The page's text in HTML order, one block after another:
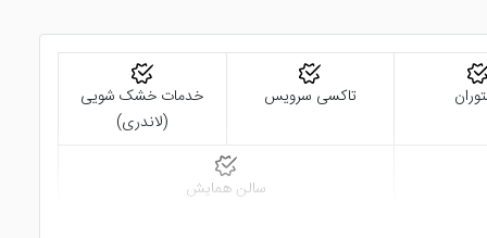
تاکسی سرویس
خدمات خشک شویی
(لاندری)
سالن همایش